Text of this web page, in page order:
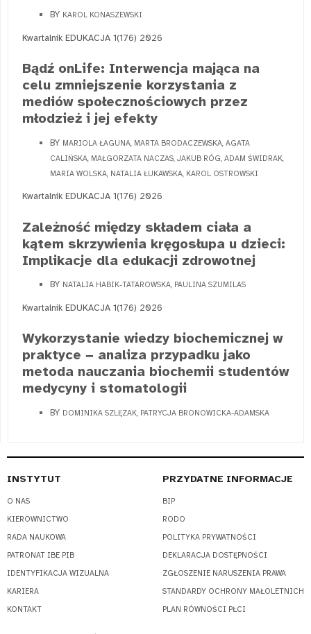
BY KAROL KONASZEWSKI
Kwartalnik EDUKACJA 1(176) 2026
Bądź onLife: Interwencja mająca na
celu zmniejszenie korzystania z
mediów społecznościowych przez
młodzież i jej efekty
BY MARIOLA ŁAGUNA, MARTA BRODACZEWSKA, AGATA
CALIŃSKA, MAŁGORZATA NACZAS, JAKUB RÓG, ADAM ŚWIDRAK,
MARIA WOLSKA, NATALIA ŁUKAWSKA, KAROL OSTROWSKI
Kwartalnik EDUKACJA 1(176) 2026
Zależność między składem ciała a
kątem skrzywienia kręgosłupa u dzieci:
Implikacje dla edukacji zdrowotnej
BY NATALIA HABIK-TATAROWSKA, PAULINA SZUMILAS
Kwartalnik EDUKACJA 1(176) 2026
Wykorzystanie wiedzy biochemicznej w
praktyce − analiza przypadku jako
metoda nauczania biochemii studentów
medycyny i stomatologii
BY DOMINIKA SZLĘZAK, PATRYCJA BRONOWICKA-ADAMSKA
INSTYTUT
O NAS
KIEROWNICTWO
RADA NAUKOWA
PATRONAT IBE PIB
IDENTYFIKACJA WIZUALNA
KARIERA
KONTAKT
PRZYDATNE INFORMACJE
BIP
RODO
POLITYKA PRYWATNOŚCI
DEKLARACJA DOSTĘPNOŚCI
ZGŁOSZENIE NARUSZENIA PRAWA
STANDARDY OCHRONY MAŁOLETNICH
PLAN RÓWNOŚCI PŁCI